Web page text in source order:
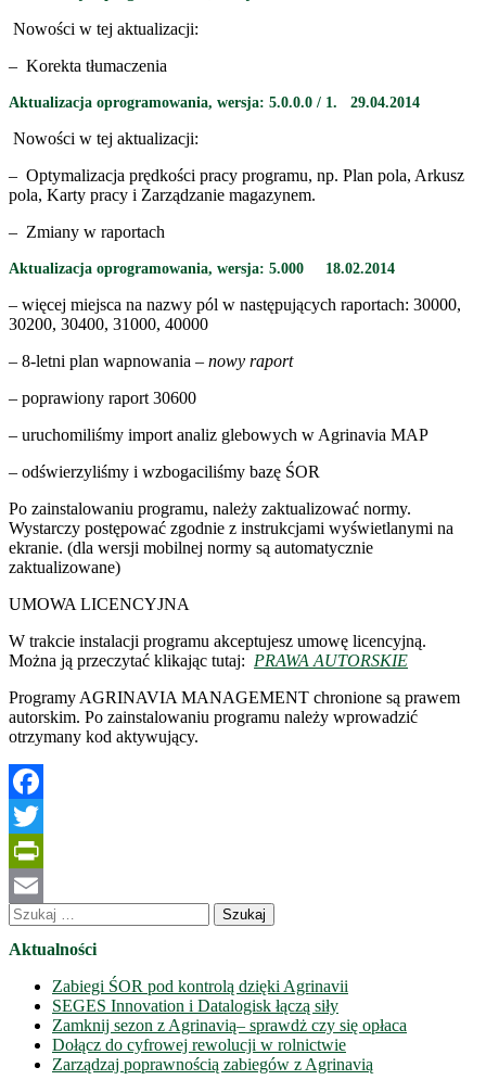
Nowości w tej aktualizacji:
– Korekta tłumaczenia
Aktualizacja oprogramowania, wersja: 5.0.0.0 / 1. 29.04.2014
Nowości w tej aktualizacji:
– Optymalizacja prędkości pracy programu, np. Plan pola, Arkusz
pola, Karty pracy i Zarządzanie magazynem.
– Zmiany w raportach
Aktualizacja oprogramowania, wersja: 5.000 18.02.2014
– więcej miejsca na nazwy pól w następujących raportach: 30000,
30200, 30400, 31000, 40000
– 8-letni plan wapnowania – nowy raport
– poprawiony raport 30600
– uruchomiliśmy import analiz glebowych w Agrinavia MAP
– odświerzyliśmy i wzbogaciliśmy bazę ŚOR
Po zainstalowaniu programu, należy zaktualizować normy.
Wystarczy postępować zgodnie z instrukcjami wyświetlanymi na
ekranie. (dla wersji mobilnej normy są automatycznie
zaktualizowane)
UMOWA LICENCYJNA
W trakcie instalacji programu akceptujesz umowę licencyjną.
Można ją przeczytać klikając tutaj: PRAWA AUTORSKIE
Programy AGRINAVIA MANAGEMENT chronione są prawem
autorskim. Po zainstalowaniu programu należy wprowadzić
otrzymany kod aktywujący.
Facebook
Twitter
PrintFriendly
Email
Szukaj:
Aktualności
Zabiegi ŚOR pod kontrolą dzięki Agrinavii
SEGES Innovation i Datalogisk łączą siły
Zamknij sezon z Agrinavią– sprawdż czy się opłaca
Dołącz do cyfrowej rewolucji w rolnictwie
Zarządzaj poprawnością zabiegów z Agrinavią